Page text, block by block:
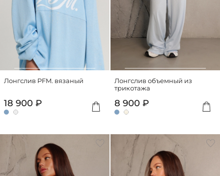
Лонгслив PFM. вязаный
18 900 ₽
Лонгслив объемный из
трикотажа
8 900 ₽